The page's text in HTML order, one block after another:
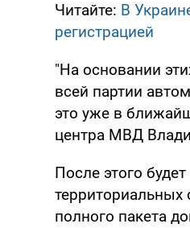
Читайте: В
регистрацией
"На основании
всей партии
это уже в
центра МВД
После этого
полного пакета